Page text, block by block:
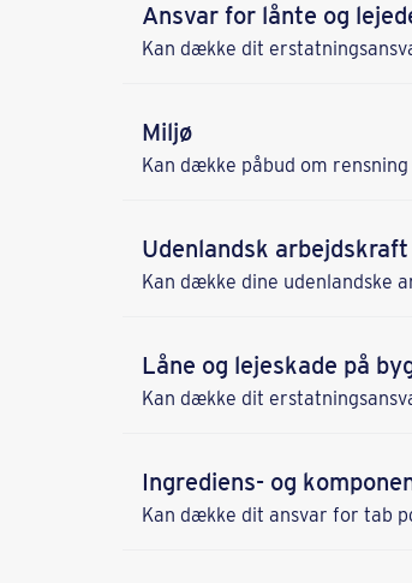
Ansvar for lånte og
Kan dække dit
Miljø
Kan dække påbud om
Udenlandsk arbejdskraft
Kan dække dine udenlandske
Låne­ og lejeskade på
Kan dække dit
Ingrediens- og
Kan dække dit ansvar for tab